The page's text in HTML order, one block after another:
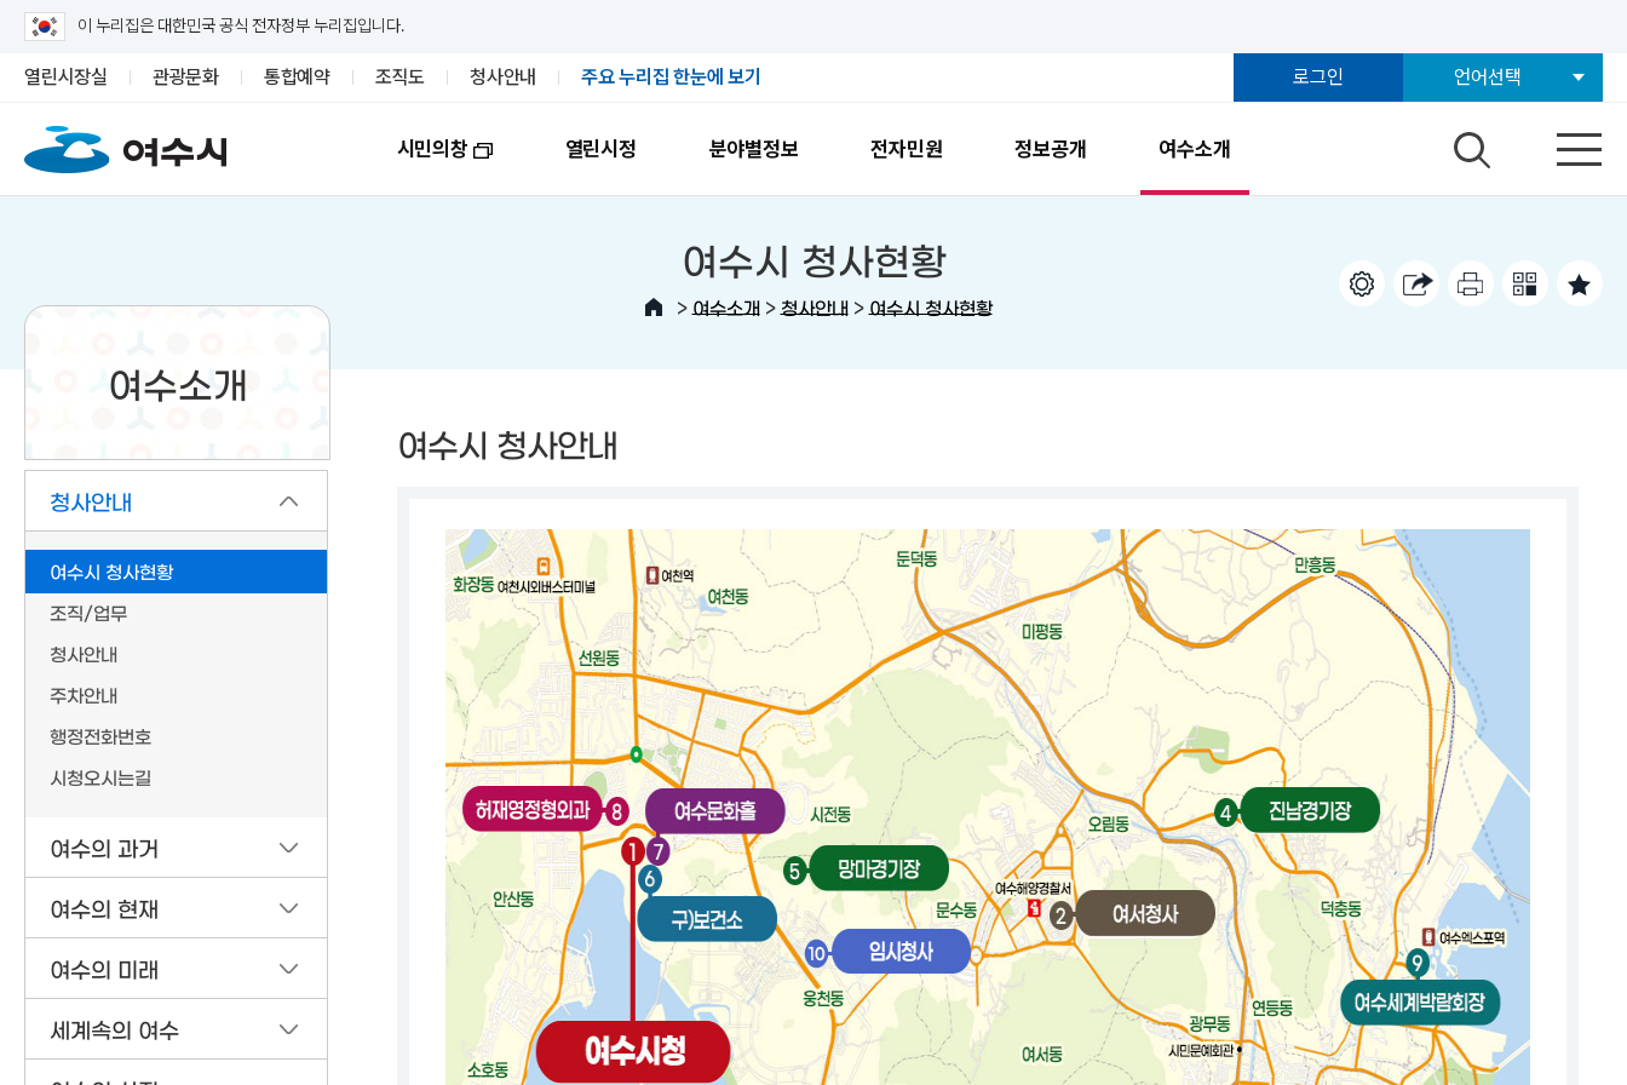
이 누리집은 대한민국 공식 전자정부 누리집입니다.
열린시장실 관광문화 통합예약 조직도 청사안내 주요 누리집 한눈에 보기 로그인 언어선택
시민의창 열린시정 분야별정보 전자민원 정보공개 여수소개
여수소개
청사안내
여수시 청사현황
조직/업무
청사안내
주차안내
행정전화번호
시청오시는길
여수의 과거
여수의 현재
여수의 미래
세계속의 여수
여수시 청사현황
> 여수소개> 청사안내> 여수시 청사현황
여수시 청사안내